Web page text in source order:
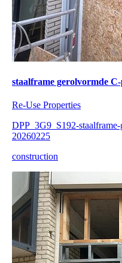
staalframe gerolvormde
Re-Use Properties
DPP_3G9_S192-
20260225
construction